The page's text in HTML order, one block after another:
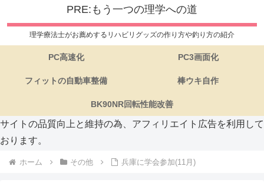
PRE:もう一つの理学への道
理学療法士がお薦めするリハビリグッズの作り方や釣り方の紹介
PC高速化 PC3画面化
フィットの自動車整備 棒ウキ自作
BK90NR回転性能改善
サイトの品質向上と維持の為、アフィリエイト広告を利用して
おります。
ホーム その他 兵庫に学会参加(11月)